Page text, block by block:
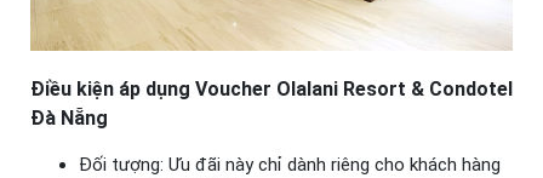
Điều kiện áp dụng Voucher Olalani Resort & Condotel
Đà Nẵng
Đối tượng: Ưu đãi này chỉ dành riêng cho khách hàng